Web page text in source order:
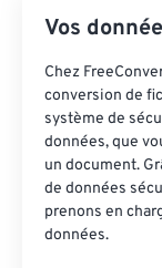
Vos
Chez
conversion de
système de
données, que
un document.
de données
prenons en
données.